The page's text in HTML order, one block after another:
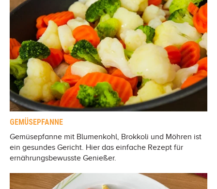
GEMÜSEPFANNE
Gemüsepfanne mit Blumenkohl, Brokkoli und Möhren ist
ein gesundes Gericht. Hier das einfache Rezept für
ernährungsbewusste Genießer.